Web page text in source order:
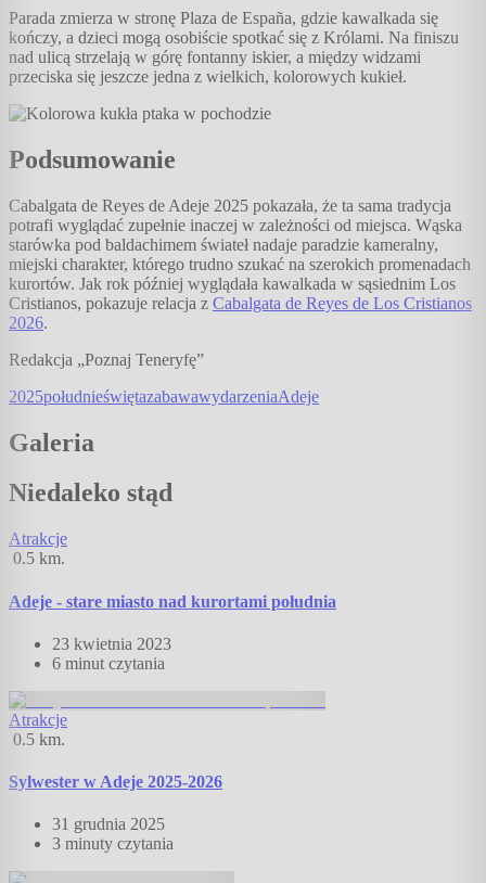
Parada zmierza w stronę Plaza de España, gdzie kawalkada się
kończy, a dzieci mogą osobiście spotkać się z Królami. Na finiszu
nad ulicą strzelają w górę fontanny iskier, a między widzami
przeciska się jeszcze jedna z wielkich, kolorowych kukieł.
Podsumowanie
Cabalgata de Reyes de Adeje 2025 pokazała, że ta sama tradycja
potrafi wyglądać zupełnie inaczej w zależności od miejsca. Wąska
starówka pod baldachimem świateł nadaje paradzie kameralny,
miejski charakter, którego trudno szukać na szerokich promenadach
kurortów. Jak rok później wyglądała kawalkada w sąsiednim Los
Cristianos, pokazuje relacja z Cabalgata de Reyes de Los Cristianos
2026.
Redakcja „Poznaj Teneryfę”
2025południeświętazabawawydarzeniaAdeje
Galeria
Niedaleko stąd
Atrakcje
0.5 km.
Adeje - stare miasto nad kurortami południa
23 kwietnia 2023
6 minut czytania
Atrakcje
0.5 km.
Sylwester w Adeje 2025-2026
31 grudnia 2025
3 minuty czytania